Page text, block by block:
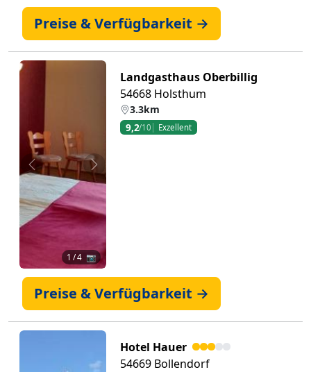
Preise & Verfügbarkeit →
Zurück Weiter
1 / 4 📷
Landgasthaus Oberbillig
54668 Holsthum
3.3km
9,2/10 Exzellent
Preise & Verfügbarkeit →
Hotel Hauer
54669 Bollendorf